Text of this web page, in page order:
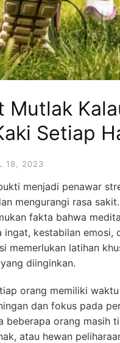
Mutlak
Setiap
18, 2023
menjadi penawar
mengurangi rasa
fakta bahwa
ingat, kestabilan emosi,
memerlukan latihan
diinginkan.
orang memiliki
dan fokus pada
beberapa orang masih
atau hewan